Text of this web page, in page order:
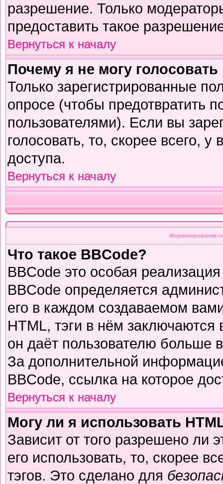
разрешение. Только
предоставить такое
Вернуться к началу
Почему я не могу
Только зарегистрированные
опросе (чтобы предотвратить
пользователями). Если вы
голосовать, то, скорее всего,
доступа.
Вернуться к началу
Форматирование
Что такое BBCode?
BBCode это особая
BBCode определяется
его в каждом создаваемом
HTML, тэги в нём
он даёт пользователю больше
За дополнительной
BBCode, ссылка на которое
Вернуться к началу
Могу ли я использовать
Зависит от того разрешено ли
его использовать, то, скорее
тэгов. Это сделано для